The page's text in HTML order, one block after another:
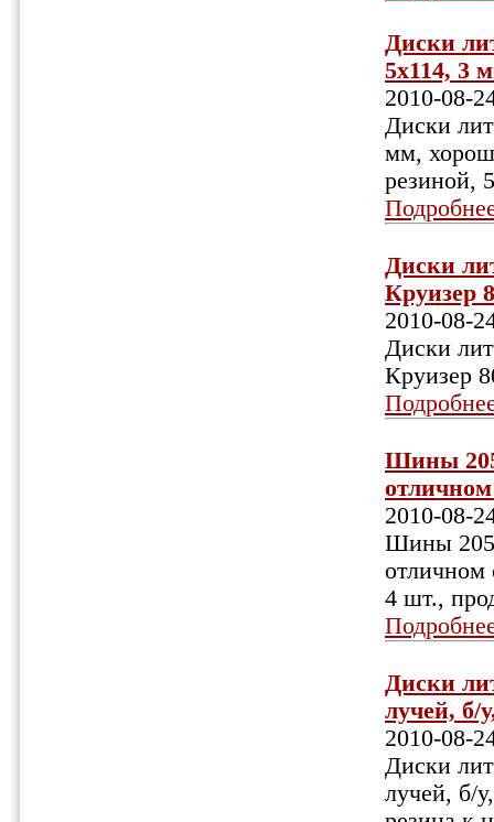
Диски
5х114, 3
2010-08-
Диски
мм,
резиной,
Диски
Круизер
2010-08-
Диски
Круизер
Шины
2010-08-
Шины
отличном
4 шт.,
Диски
лучей, б/
2010-08-
Диски
лучей, б/